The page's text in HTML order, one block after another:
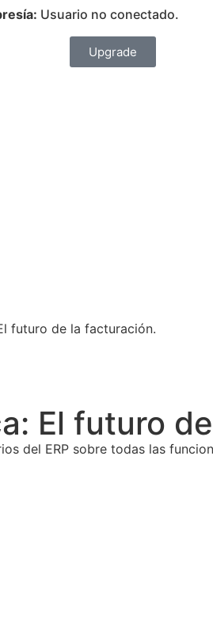
Usuario no conectado.
Upgrade
futuro de la facturación.
El futuro
del ERP sobre todas las